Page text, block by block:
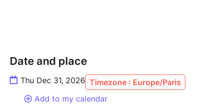
Date and place
Thu Dec 31, 2026 Timezone : Europe/Paris
Add to my calendar